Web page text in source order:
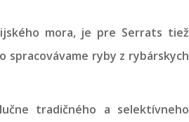
mora, je pre Serrats tiež
ryby z rybárskych
tradičného a selektívneho